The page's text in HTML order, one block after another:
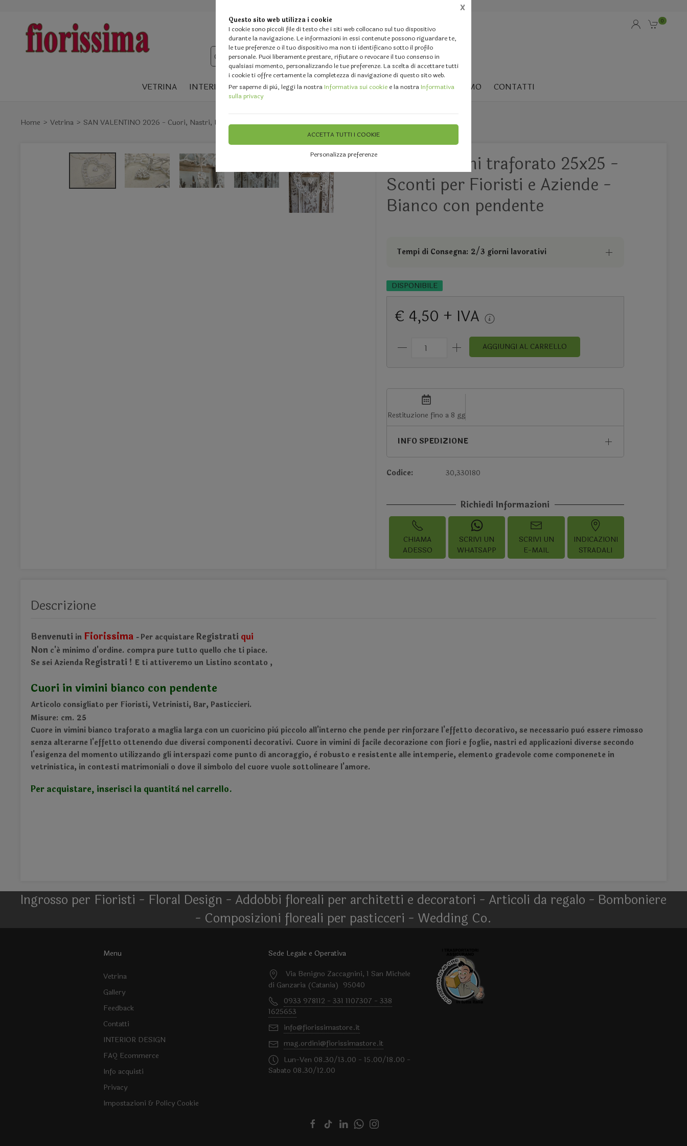
Questo sito web utilizza i cookie
I cookie sono piccoli file di testo che i siti web collocano sul tuo dispositivo
durante la navigazione. Le informazioni in essi contenute possono riguardare te,
le tue preferenze o il tuo dispositivo ma non ti identificano sotto il profilo
personale. Puoi liberamente prestare, rifiutare o revocare il tuo consenso in
qualsiasi momento, personalizzando le tue preferenze. La scelta di accettare tutti
i cookie ti offre certamente la completezza di navigazione di questo sito web.
Per saperne di più, leggi la nostraInformativa sui cookie e la nostraInformativa
sulla privacy
ACCETTA TUTTI I COOKIE
Personalizza preferenze
X
0
VETRINA INTERIOR DESIGN GALLERY DOVE SIAMO FEEDBACK CHI SIAMO CONTATTI
Home Vetrina SAN VALENTINO 2026 - Cuori, Nastri, Decori, Cellofan, Scatole, Buste etc.. Accessori per San Valentino
Cuore vimini traforato 25x25 -
Sconti per Fioristi e Aziende -
Bianco con pendente
Tempi di Consegna: 2/3 giorni lavorativi
DISPONIBILE
€ 4,50 + IVA
AGGIUNGI AL CARRELLO
Restituzione fino a 8 gg
INFO SPEDIZIONE
Codice: 30,330180
Richiedi Informazioni
CHIAMA
ADESSO
SCRIVI UN
WHATSAPP
SCRIVI UN
E-MAIL
INDICAZIONI
STRADALI
Descrizione
Benvenuti in Fiorissima - Per acquistare Registrati qui
Non c'é minimo d'ordine. compra pure tutto quello che ti piace.
Se sei Azienda Registrati ! E ti attiveremo un Listino scontato ,
Cuori in vimini bianco con pendente
Articolo consigliato per Fioristi, Vetrinisti, Bar, Pasticcieri.
Misure: cm. 25
Cuore in vimini bianco traforato a maglia larga con un cuoricino più piccolo all'interno che pende per rinforzare l'effetto decorativo, se necessario può essere rimosso
senza alterarne l'effetto ottenendo due diversi componenti decorativi. Cuore in vimini di facile decorazione con fiori e foglie, nastri ed applicazioni diverse secondo
l'esigenza del momento utilizzando gli interspazi come punto di ancoraggio, è robusto e resistente alle intemperie, elemento gradevole come componenete in
vetrinistica, in contesti matrimoniali o dove il simbolo del cuore vuole sottolineare l'amore.
Per acquistare, inserisci la quantità nel carrello.
Ingrosso per Fioristi - Floral Design - Addobbi floreali per architetti e decoratori - Articoli da regalo - Bomboniere
- Composizioni floreali per pasticceri - Wedding Co.
Menu
Vetrina
Gallery
Feedback
Contatti
INTERIOR DESIGN
FAQ Ecommerce
Info acquisti
Privacy
Impostazioni & Policy Cookie
Sede Legale e Operativa
Via Benigno Zaccagnini, 1 San Michele
di Ganzaria (Catania) 95040
0933 978112 - 331 1107307 - 338
1625653
info@fiorissimastore.it
mag.ordini@fiorissimastore.it
Lun-Ven 08.30/13.00 - 15.00/18.00 -
Sabato 08.30/12.00